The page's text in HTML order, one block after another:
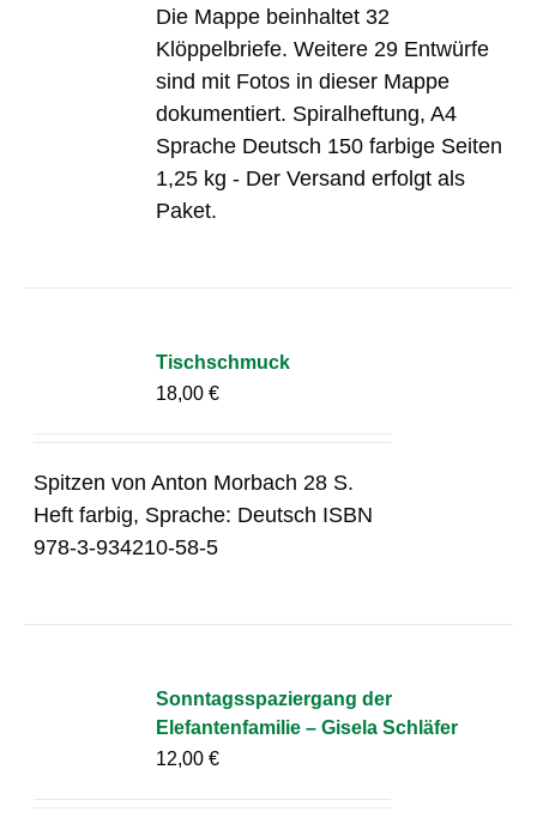
Die Mappe beinhaltet 32
Klöppelbriefe. Weitere 29 Entwürfe
sind mit Fotos in dieser Mappe
dokumentiert. Spiralheftung, A4
Sprache Deutsch 150 farbige Seiten
1,25 kg - Der Versand erfolgt als
Paket.
Tischschmuck
18,00€
Spitzen von Anton Morbach 28 S.
Heft farbig, Sprache: Deutsch ISBN
978-3-934210-58-5
Sonntagsspaziergang der
Elefantenfamilie – Gisela Schläfer
12,00€